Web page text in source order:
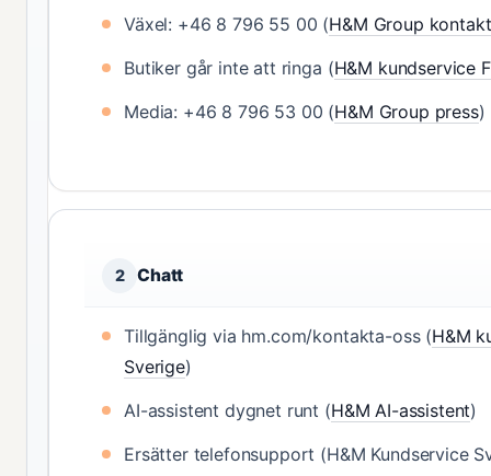
Växel: +46 8 796 55 00 (H&M Group kontakt
Butiker går inte att ringa (H&M kundservice
Media: +46 8 796 53 00 (H&M Group press)
2 Chatt
Tillgänglig via hm.com/kontakta-oss (H&M
Sverige)
AI-assistent dygnet runt (H&M AI-assistent)
Ersätter telefonsupport (H&M Kundservice